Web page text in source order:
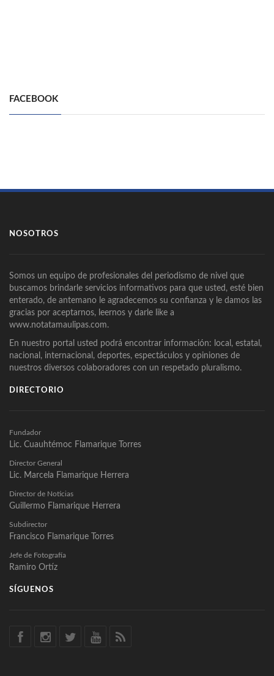
FACEBOOK
NOSOTROS
Somos un equipo de profesionales del periodismo de nivel que
buscamos brindarle servicios informativos para que usted, esté bien
enterado, de antemano le agradecemos su confianza y le damos las
gracias por aceptarnos, leernos y darle like a
www.notatamaulipas.com.
En nuestro portal usted podrá encontrar información: local, estatal,
nacional, internacional, deportes, espectáculos y opiniones de
nuestros diversos colaboradores con un respetado pluralismo.
DIRECTORIO
Fundador
Lic. Cuauhtémoc Flamarique Torres
Director General
Lic. Marcela Flamarique Herrera
Director de Noticias
Guillermo Flamarique Herrera
Subdirector
Francisco Flamarique Torres
Jefe de Fotografía
Ramiro Ortíz
SÍGUENOS